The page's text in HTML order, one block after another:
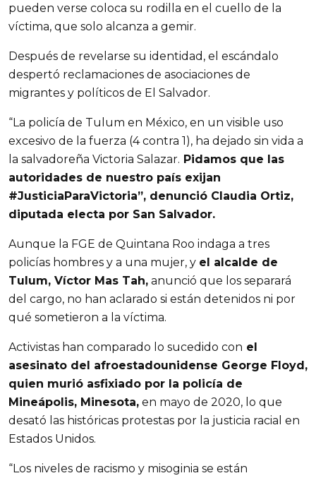
pueden verse coloca su rodilla en el cuello de la
víctima, que solo alcanza a gemir.
Después de revelarse su identidad, el escándalo
despertó reclamaciones de asociaciones de
migrantes y políticos de El Salvador.
“La policía de Tulum en México, en un visible uso
excesivo de la fuerza (4 contra 1), ha dejado sin vida a
la salvadoreña Victoria Salazar. Pidamos que las
autoridades de nuestro país exijan
#JusticiaParaVictoria”, denunció Claudia Ortiz,
diputada electa por San Salvador.
Aunque la FGE de Quintana Roo indaga a tres
policías hombres y a una mujer, y el alcalde de
Tulum, Víctor Mas Tah, anunció que los separará
del cargo, no han aclarado si están detenidos ni por
qué sometieron a la víctima.
Activistas han comparado lo sucedido con el
asesinato del afroestadounidense George Floyd,
quien murió asfixiado por la policía de
Mineápolis, Minesota, en mayo de 2020, lo que
desató las históricas protestas por la justicia racial en
Estados Unidos.
“Los niveles de racismo y misoginia se están